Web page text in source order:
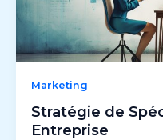
Marketing
Stratégie de
Entreprise